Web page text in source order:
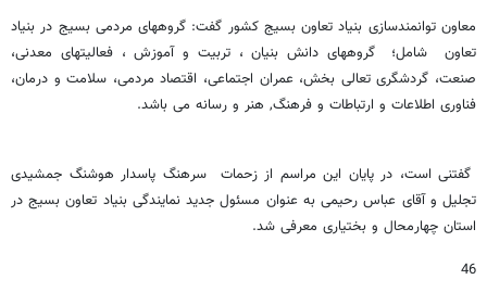
معاون توانمندسازی بنیاد تعاون بسیج کشور گفت: گروههای مردمی بسیج در بنیاد
تعاون شامل؛ گروههای دانش بنیان ، تربیت و آموزش ، فعالیتهای معدنی،
صنعت، گردشگری تعالی بخش، عمران اجتماعی، اقتصاد مردمی، سلامت و درمان،
فناوری اطلاعات و ارتباطات و فرهنگ, هنر و رسانه می باشد.
گفتنی است، در پایان این مراسم از زحمات سرهنگ پاسدار هوشنگ جمشیدی
تجلیل و آقای عباس رحیمی به عنوان مسئول جدید نمایندگی بنیاد تعاون بسیج در
استان چهارمحال و بختیاری معرفی شد.
46